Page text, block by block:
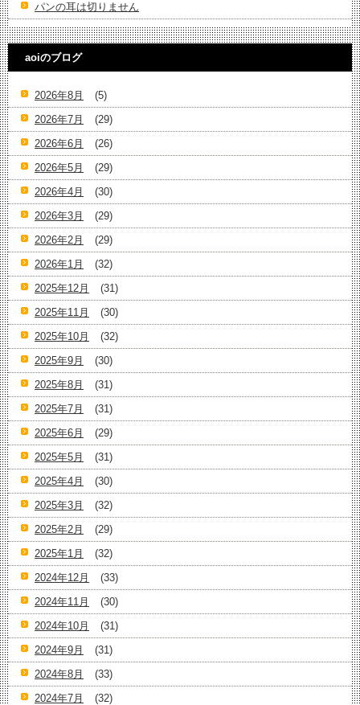
パンの耳は切りません
aoiのブログ
2026年8月
(5)
2026年7月
(29)
2026年6月
(26)
2026年5月
(29)
2026年4月
(30)
2026年3月
(29)
2026年2月
(29)
2026年1月
(32)
2025年12月
(31)
2025年11月
(30)
2025年10月
(32)
2025年9月
(30)
2025年8月
(31)
2025年7月
(31)
2025年6月
(29)
2025年5月
(31)
2025年4月
(30)
2025年3月
(32)
2025年2月
(29)
2025年1月
(32)
2024年12月
(33)
2024年11月
(30)
2024年10月
(31)
2024年9月
(31)
2024年8月
(33)
2024年7月
(32)